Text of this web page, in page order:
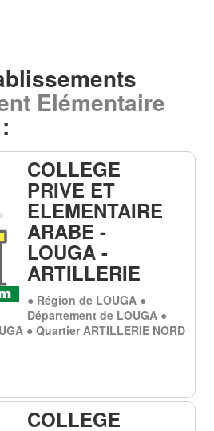
Elémentaire
COLLEGE
PRIVE ET
ELEMENTAIRE
ARABE -
LOUGA -
ARTILLERIE
● Région de LOUGA ●
Département de LOUGA ●
● Quartier ARTILLERIE NORD
COLLEGE